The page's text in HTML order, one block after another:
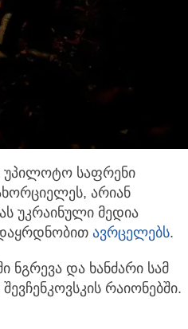
უპილოტო საფრენი
არიან
უკრაინული მედია
დაყრდნობით ავრცელებს.
ნგრევა და ხანძარი სამ
რაიონებში.